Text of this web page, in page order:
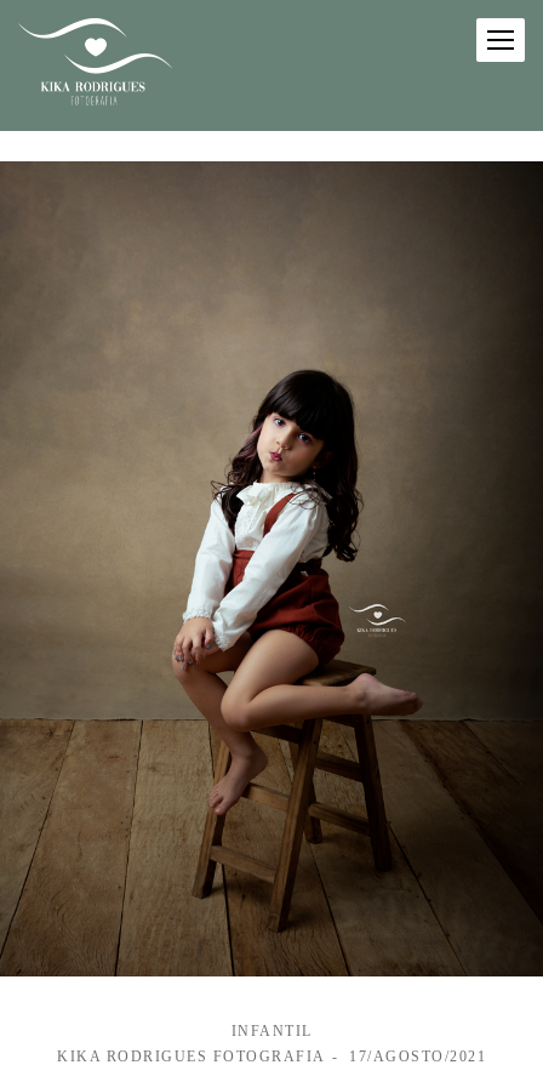
INFANTIL
KIKA RODRIGUES FOTOGRAFIA
17/AGOSTO/2021